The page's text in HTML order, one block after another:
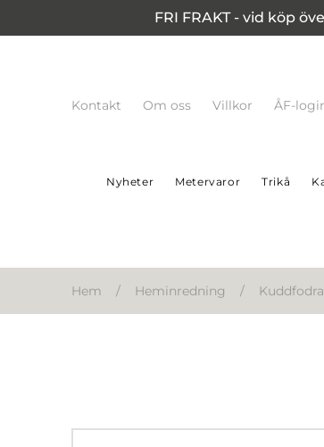
FRI FRAKT - vid köp
Kontakt Om oss Villkor ÅF-
Nyheter Metervaror Trikå
Hem / Heminredning /